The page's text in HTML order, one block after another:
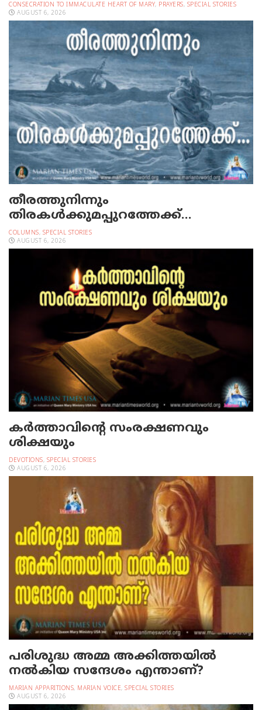
CONSECRATION TO IMMACULATE HEART OF MARY, PRAYERS, SPECIAL STORIES
AUGUST 6, 2026
തീരത്തുനിന്നും
തിരകള്‍ക്കുമപ്പുറത്തേക്ക്…
COLUMNS, SPECIAL STORIES
AUGUST 6, 2026
കർത്താവിന്റെ സംരക്ഷണവും
ശിക്ഷയും
DEVOTIONS, SPECIAL STORIES
AUGUST 6, 2026
പരിശുദ്ധ അമ്മ അക്കിത്തയില്‍
നല്‍കിയ സന്ദേശം എന്താണ്?
MARIAN APPARITIONS, MARIAN VOICE, SPECIAL STORIES
AUGUST 6, 2026